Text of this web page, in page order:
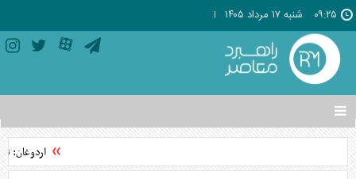
۰۹:۲۵ شنبه ۱۷ مرداد ۱۴۰۵
تغییر
وضعیت
منوی
ها
اردوغان: